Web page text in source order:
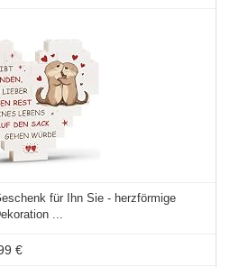
für Ihn Sie - herzförmige
...
€